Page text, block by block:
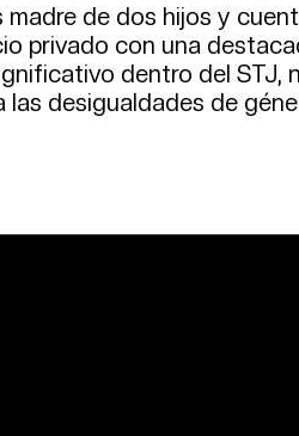
madre de dos hijos y
privado con una
dentro del STJ,
las desigualdades de